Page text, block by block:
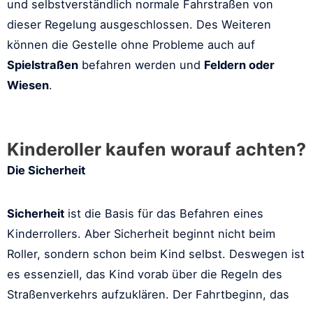
und selbstverständlich normale Fahrstraßen von
dieser Regelung ausgeschlossen. Des Weiteren
können die Gestelle ohne Probleme auch auf
Spielstraßen befahren werden und Feldern oder
Wiesen.
Kinderoller kaufen worauf achten?
Die Sicherheit
Sicherheit ist die Basis für das Befahren eines
Kinderrollers. Aber Sicherheit beginnt nicht beim
Roller, sondern schon beim Kind selbst. Deswegen ist
es essenziell, das Kind vorab über die Regeln des
Straßenverkehrs aufzuklären. Der Fahrtbeginn, das